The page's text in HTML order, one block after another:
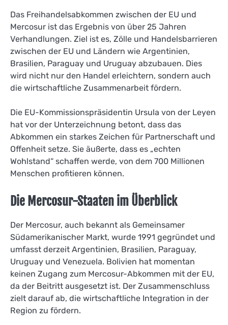
Das Freihandelsabkommen zwischen der EU und
Mercosur ist das Ergebnis von über 25 Jahren
Verhandlungen. Ziel ist es, Zölle und Handelsbarrieren
zwischen der EU und Ländern wie Argentinien,
Brasilien, Paraguay und Uruguay abzubauen. Dies
wird nicht nur den Handel erleichtern, sondern auch
die wirtschaftliche Zusammenarbeit fördern.
Die EU-Kommissionspräsidentin Ursula von der Leyen
hat vor der Unterzeichnung betont, dass das
Abkommen ein starkes Zeichen für Partnerschaft und
Offenheit setze. Sie äußerte, dass es „echten
Wohlstand“ schaffen werde, von dem 700 Millionen
Menschen profitieren können.
Die Mercosur-Staaten im Überblick
Der Mercosur, auch bekannt als Gemeinsamer
Südamerikanischer Markt, wurde 1991 gegründet und
umfasst derzeit Argentinien, Brasilien, Paraguay,
Uruguay und Venezuela. Bolivien hat momentan
keinen Zugang zum Mercosur-Abkommen mit der EU,
da der Beitritt ausgesetzt ist. Der Zusammenschluss
zielt darauf ab, die wirtschaftliche Integration in der
Region zu fördern.